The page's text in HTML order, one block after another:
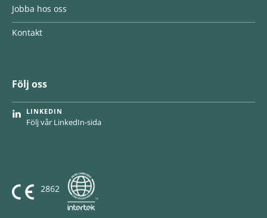
Jobba hos oss
Kontakt
Följ oss
LINKEDIN
Följ vår LinkedIn-sida